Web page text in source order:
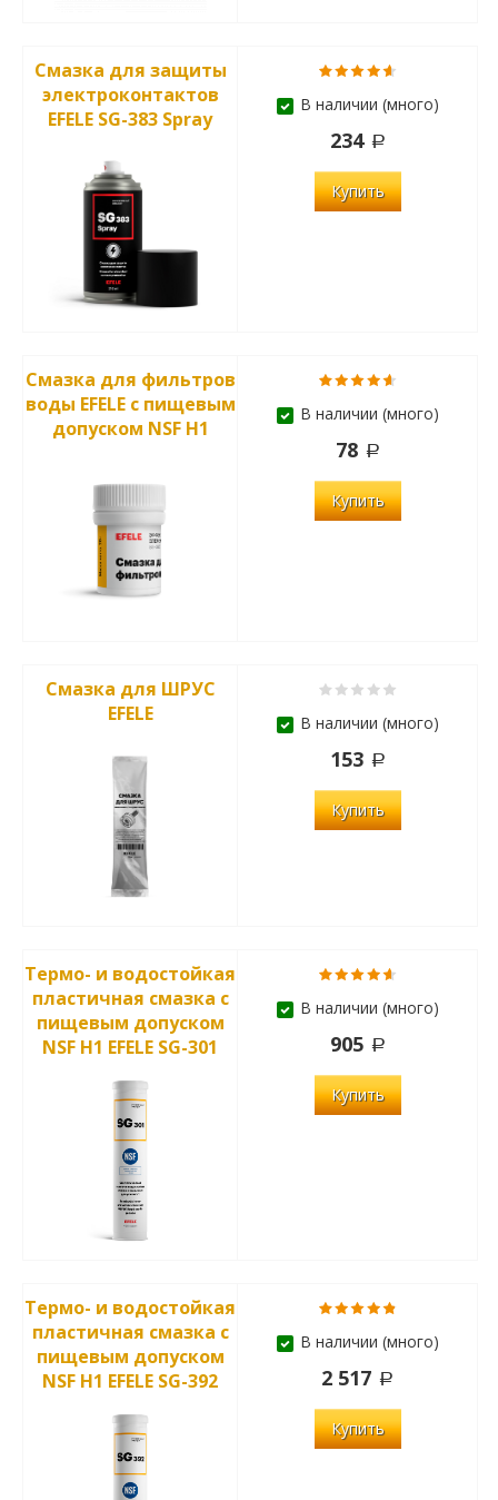
Смазка для защиты
электроконтактов
EFELE SG-383 Spray
В наличии (много)
234
Купить
Смазка для фильтров
воды EFELE с пищевым
допуском NSF H1
В наличии (много)
78
Купить
Смазка для ШРУС
EFELE
В наличии (много)
153
Купить
Термо- и водостойкая
пластичная смазка с
пищевым допуском
NSF H1 EFELE SG-301
В наличии (много)
905
Купить
Термо- и водостойкая
пластичная смазка с
пищевым допуском
NSF H1 EFELE SG-392
В наличии (много)
2 517
Купить